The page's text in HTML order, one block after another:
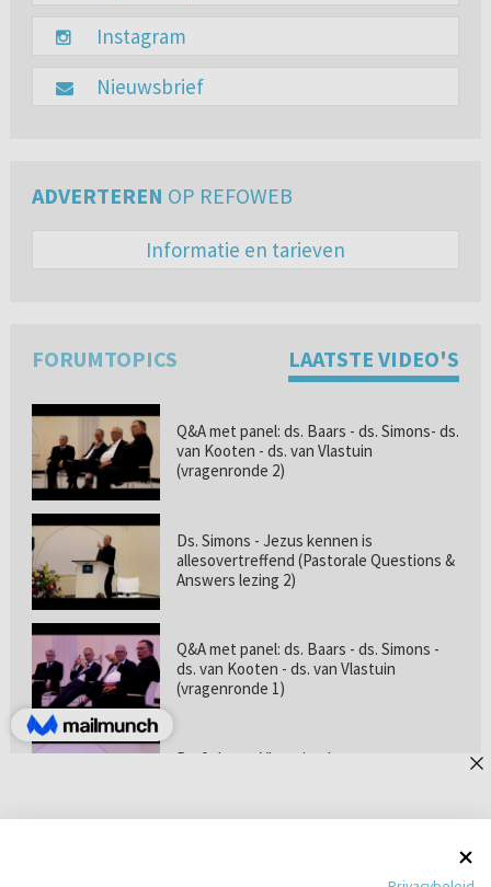
Instagram
Nieuwsbrief
ADVERTEREN OP REFOWEB
Informatie en tarieven
FORUMTOPICS LAATSTE VIDEO'S
Q&A met panel: ds. Baars - ds. Simons- ds.
van Kooten - ds. van Vlastuin
(vragenronde 2)
Ds. Simons - Jezus kennen is
allesovertreffend (Pastorale Questions &
Answers lezing 2)
Q&A met panel: ds. Baars - ds. Simons -
ds. van Kooten - ds. van Vlastuin
(vragenronde 1)
Prof. dr. van Vlastuin - Is